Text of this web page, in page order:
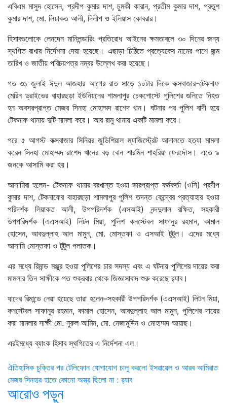
এবিএম মাসুদ হোসেন, প্রদীপ কুমার দাশ, চুমকী কারান, প্রতীম কুমার দাশ, প্রতুশ
কুমার দাশ, মো. লিয়াকত আলী, দিলীপ ও ইলিয়াস কোবরার।
হিসাবগুলোকে লেনদেন মানিলন্ডারিং প্রতিরোধ আইনের ক্ষমতাবলে ৩০ দিনের জন্য
স্থগিত রাখার নির্দেশনা দেয়া হয়েছে। এছাড়া চিঠিতে প্রত্যেকের নামের পাশে জন্ম
তারিখ ও জাতীয় পরিচয়পত্র নম্বর উল্লেখ করা হয়েছে।
গত ৩১ জুলাই ঈদুল আজহার আগের রাত সাড়ে ১০টার দিকে কক্সবাজার-টেকনাফ
মেরিন ড্রাইভের বাহারছড়া ইউনিয়নের শামলাপুর চেকপোস্টে পুলিশের গুলিতে নিহত
হন অবসরপ্রাপ্ত মেজর সিনহা মোহাম্মদ রাশেদ খান। ঘটনার পর পুলিশ বাদী হয়ে
টেকনাফ থানায় দুটি মামলা করে। আর রামু থানায় একটি মামলা করে।
পরে ৫ আগস্ট কক্সবাজার সিনিয়র জুডিশিয়াল ম্যাজিস্ট্রেট আদালতে হত্যা মামলা
করেন সিনহা মোহাম্মদ রাশেদ খানের বড় বোন শারমিন শাহরিয়া ফেরদৌস। এতে ৯
জনকে আসামি করা হয়।
আসামিরা হলেন- টেকনাফ থানার বরখাস্ত হওয়া ভারপ্রাপ্ত কর্মকর্তা (ওসি) প্রদীপ
কুমার দাশ, টেকনাফের বাহারছড়া শামলাপুর পুলিশ তদন্ত কেন্দ্রের প্রত্যাহার হওয়া
পরিদর্শক লিয়াকত আলী, উপপরিদর্শক (এসআই) নন্দদুলাল রক্ষিত, সহকারী
উপপরিদর্শক (এএসআই) লিটন মিয়া, পুলিশ কনস্টেবল সাফানুর রহমান, কামাল
হোসেন, আবদুল্লাহ আল মামুন, মো. মোস্তফা ও এসআই টুটুল। এদের মধ্যে
আসামি মোস্তফা ও টুটুল পলাতক।
এর মধ্যে রিমান্ড মঞ্জুর হওয়া পুলিশের চার সদস্য এবং এ ঘটনায় পুলিশের দায়ের করা
মামলার তিন সাক্ষীকে গত শুক্রবার থেকে জিজ্ঞাসাবাদ শুরু করেছে র‌্যাব।
যাদের রিমান্ডে নেয়া হয়েছে তারা হলেন–সহকারী উপপরিদর্শক (এএসআই) লিটন মিয়া,
কনস্টেবল সাফানুর রহমান, কামাল হোসেন, আবদুল্লাহ আল মামুন, পুলিশের দায়ের
করা মামলার সাক্ষী মো. নুরুল আমিন, মো. নেজামুদ্দিন ও মোহাম্মদ আয়াছ।
এরইমধ্যে ব্যাংক হিসাব স্থগিতের এ নির্দেশনা এল।
Post
navigation
ঐতিহাসিক চুক্তির পর টেলিফোন যোগাযোগ চালু করলো ইসরায়েল ও আরব আমিরাত
মেজর সিনহার হাতে কোনো অস্ত্র ছিলো না : র‌্যাব
আরোও পড়ুন